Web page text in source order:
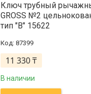
Ключ трубный
GROSS №2
тип "B" 15622
87399
11 330 ₸
В наличии